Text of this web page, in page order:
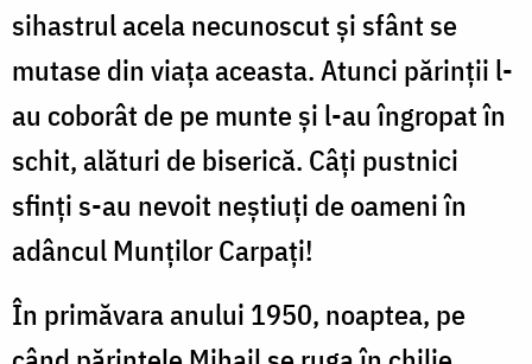
sihastrul acela necunoscut şi sfânt se
mutase din viaţa aceasta. Atunci părinţii l-
au coborât de pe munte şi l-au îngropat în
schit, alături de biserică. Câţi pustnici
sfinţi s-au nevoit neştiuţi de oameni în
adâncul Munţilor Carpaţi!
În primăvara anului 1950, noaptea, pe